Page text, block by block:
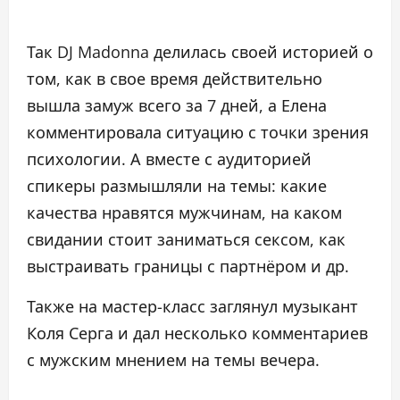
Так DJ Madonna делилась своей историей о
том, как в свое время действительно
вышла замуж всего за 7 дней, а Елена
комментировала ситуацию с точки зрения
психологии. А вместе с аудиторией
спикеры размышляли на темы: какие
качества нравятся мужчинам, на каком
свидании стоит заниматься сексом, как
выстраивать границы с партнёром и др.
Также на мастер-класс заглянул музыкант
Коля Серга и дал несколько комментариев
с мужским мнением на темы вечера.